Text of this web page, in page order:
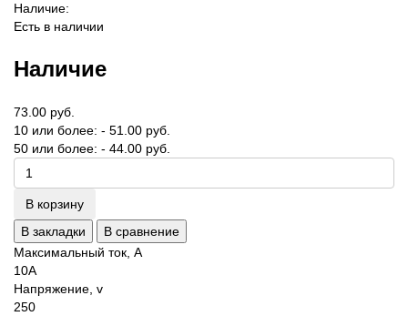
Наличие:
Есть в наличии
Наличие
73.00 руб.
10 или более: - 51.00 руб.
50 или более: - 44.00 руб.
В корзину
В закладки
В сравнение
Максимальный ток, А
10A
Напряжение, v
250